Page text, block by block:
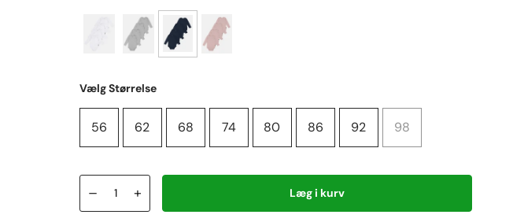
Vælg Størrelse
56 62 68 74 80 86 92 98
– + Læg i kurv